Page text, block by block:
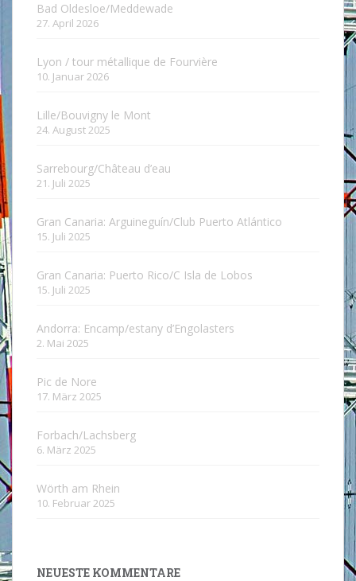
Bad Oldesloe/Meddewade
27. April 2026
Lyon / tour métallique de Fourvière
10. Januar 2026
Lille/Bouvigny le Mont
24. August 2025
Sarrebourg/Château d’eau
21. Juli 2025
Gran Canaria: Arguineguín/Club Puerto Atlántico
15. Juli 2025
Gran Canaria: Puerto Rico/C Isla de Lobos
15. Juli 2025
Andorra: Encamp/estany d’Engolasters
2. Mai 2025
Pic de Nore
17. März 2025
Forbach/Lachsberg
6. März 2025
Wörth am Rhein
10. Februar 2025
NEUESTE KOMMENTARE